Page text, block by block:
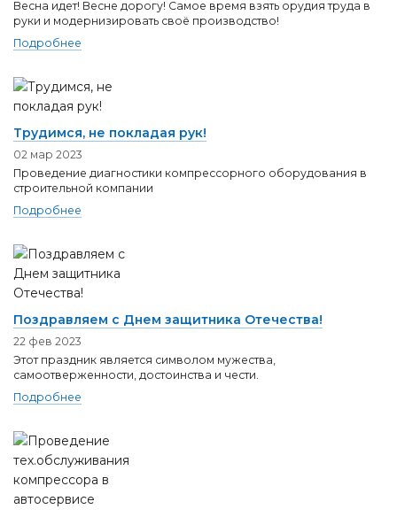
Весна идет! Весне дорогу! Самое время взять орудия труда в
руки и модернизировать своё производство!
Подробнее
Трудимся, не покладая рук!
02 мар 2023
Проведение диагностики компрессорного оборудования в
строительной компании
Подробнее
Поздравляем с Днем защитника Отечества!
22 фев 2023
Этот праздник является символом мужества,
самоотверженности, достоинства и чести.
Подробнее